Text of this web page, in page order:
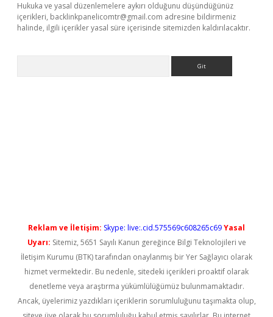
Hukuka ve yasal düzenlemelere aykırı olduğunu düşündüğünüz
içerikleri, backlinkpanelicomtr@gmail.com adresine bildirmeniz
halinde, ilgili içerikler yasal süre içerisinde sitemizden kaldırılacaktır.
Reklam ve İletişim: Skype: live:.cid.575569c608265c69Yasal
Uyarı: Sitemiz, 5651 Sayılı Kanun gereğince Bilgi Teknolojileri ve
İletişim Kurumu (BTK) tarafından onaylanmış bir Yer Sağlayıcı olarak
hizmet vermektedir. Bu nedenle, sitedeki içerikleri proaktif olarak
denetleme veya araştırma yükümlülüğümüz bulunmamaktadır.
Ancak, üyelerimiz yazdıkları içeriklerin sorumluluğunu taşımakta olup,